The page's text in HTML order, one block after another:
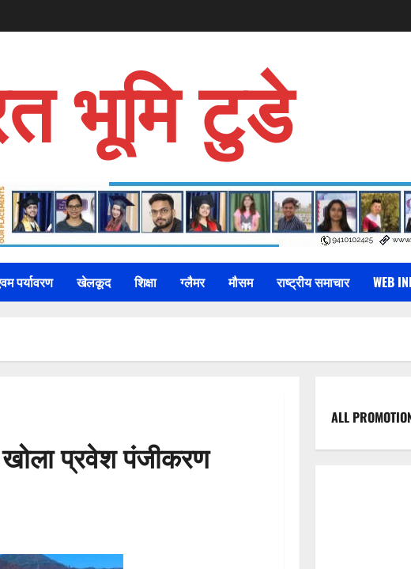
भूमि टुडे
पर्यावरण खेलकूद शिक्षा ग्लैमर मौसम राष्ट्रीय समाचार WEB
खोला प्रवेश पंजीकरण
ALL